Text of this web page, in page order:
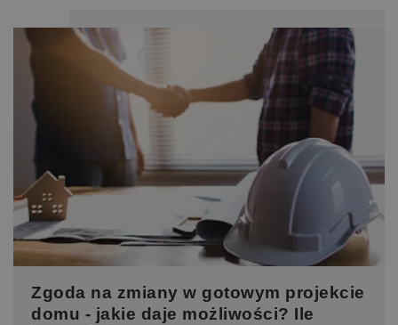
Zgoda na zmiany w gotowym projekcie
domu - jakie daje możliwości? Ile